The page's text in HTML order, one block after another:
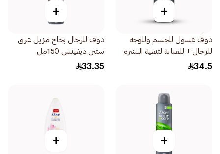
+
دوڤ غسول للجسم وللوجه
للرجال + للعناية لتنقية البشرة
بالفحم والطين 400مل
34.5
+
دوف للرجال بخاخ مزيل عرق
ستين ديفينس 150مل
33.35
+
+